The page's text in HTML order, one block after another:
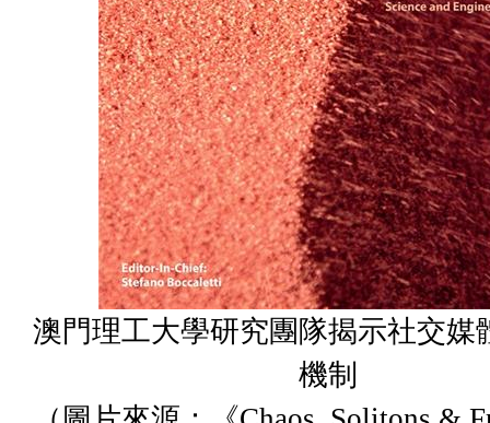
澳門理工大學研究團隊揭示社交媒
機制